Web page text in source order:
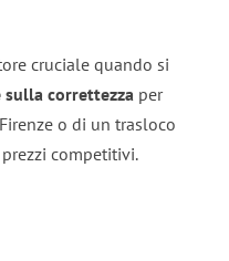
cruciale quando si
sulla correttezza per
o di un trasloco
competitivi.